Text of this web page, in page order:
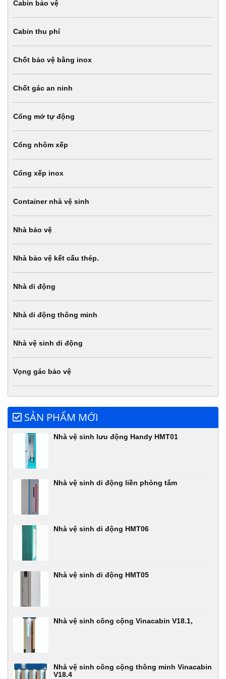
Cabin bảo vệ
Cabin thu phí
Chốt bảo vệ bằng inox
Chốt gác an ninh
Cổng mở tự động
Cổng nhôm xếp
Cổng xếp inox
Container nhà vệ sinh
Nhà bảo vệ
Nhà bảo vệ kết cấu thép.
Nhà di động
Nhà di động thông minh
Nhà vệ sinh di động
Vọng gác bảo vệ
SẢN PHẨM MỚI
Nhà vệ sinh lưu động Handy HMT01
Nhà vệ sinh di động liền phòng tắm
Nhà vệ sinh di động HMT06
Nhà vệ sinh di động HMT05
Nhà vệ sinh công cộng Vinacabin V18.1,
Nhà vệ sinh công cộng thông minh Vinacabin
V18.4